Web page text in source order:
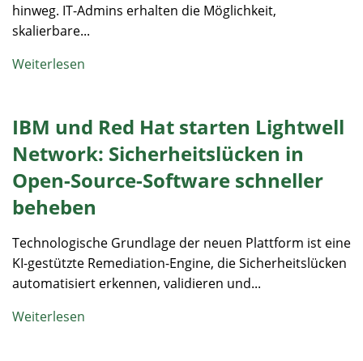
hinweg. IT-Admins erhalten die Möglichkeit,
skalierbare...
Weiterlesen
IBM und Red Hat starten Lightwell
Network: Sicherheitslücken in
Open-Source-Software schneller
beheben
Technologische Grundlage der neuen Plattform ist eine
KI-gestützte Remediation-Engine, die Sicherheitslücken
automatisiert erkennen, validieren und...
Weiterlesen